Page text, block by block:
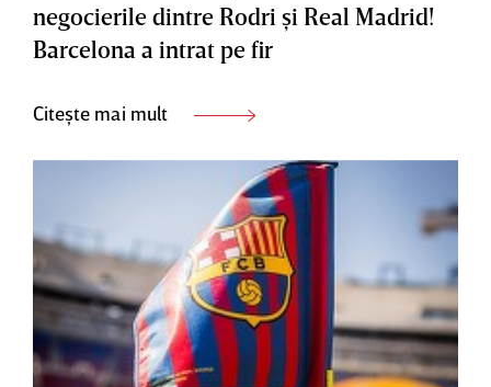
negocierile dintre Rodri şi Real Madrid!
Barcelona a intrat pe fir
Citește mai mult